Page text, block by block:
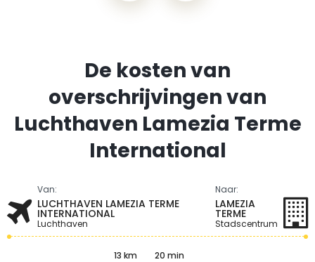
De kosten van
overschrijvingen van
Luchthaven Lamezia Terme
International
Van:
LUCHTHAVEN LAMEZIA TERME
INTERNATIONAL
Luchthaven
Naar:
LAMEZIA
TERME
Stadscentrum
13 km 20 min